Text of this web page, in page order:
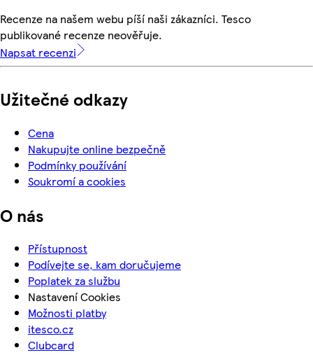
Recenze na našem webu píší naši zákazníci. Tesco
publikované recenze neověřuje.
Napsat recenzi
Užitečné odkazy
Cena
Nakupujte online bezpečně
Podmínky používání
Soukromí a cookies
O nás
Přístupnost
Podívejte se, kam doručujeme
Poplatek za službu
Nastavení Cookies
Možnosti platby
itesco.cz
Clubcard